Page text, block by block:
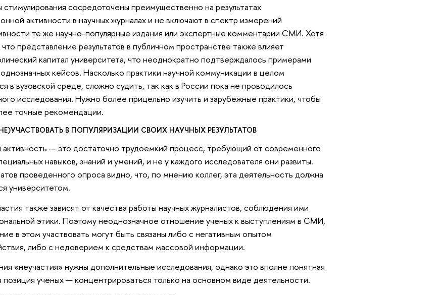
сосредоточены преимущественно на результатах
активности в научных журналах и не включают в спектр измерений
те же научно-популярные издания или экспертные комментарии СМИ. Хотя
представление результатов в публичном пространстве также влияет
капитал университета, что неоднократно подтверждалось примерами
кейсов. Насколько практики научной коммуникации в целом
в вузовской среде, сложно судить, так как в России пока не проводилось
исследования. Нужно более прицельно изучить и зарубежные практики, чтобы
точные рекомендации.
В ПОПУЛЯРИЗАЦИИ СВОИХ НАУЧНЫХ РЕЗУЛЬТАТОВ
активность — это достаточно трудоемкий процесс, требующий от современного
навыков, знаний и умений, и не у каждого исследователя они развиты.
проведенного опроса видно, что, по мнению коллег, эта деятельность должна
университетом.
также зависят от качества работы научных журналистов, соблюдения ими
этики. Поэтому неоднозначное отношение ученых к выступлениям в СМИ,
в этом участвовать могут быть связаны либо с негативным опытом
либо с недоверием к средствам массовой информации.
«неучастия» нужны дополнительные исследования, однако это вполне понятная
позиция ученых — концентрироваться только на основном виде деятельности.